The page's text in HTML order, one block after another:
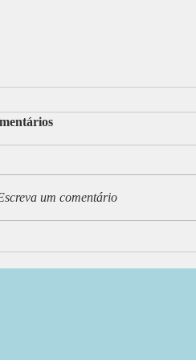
DEUS OUVE
Ó Deus, soberano e de bondade Com
humanidade E manténs em tuas
mãos o nosso...
um comentário